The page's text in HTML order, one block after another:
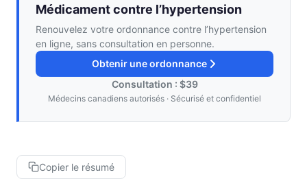
Médicament contre l’hypertension
Renouvelez votre ordonnance contre l’hypertension
en ligne, sans consultation en personne.
Obtenir une ordonnance
Consultation : $39
Médecins canadiens autorisés · Sécurisé et confidentiel
Copier le résumé